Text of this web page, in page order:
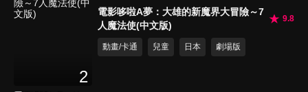
2
電影哆啦A夢：大雄的新魔界大冒險～7
人魔法使(中文版)
9.8
動畫/卡通 兒童 日本 劇場版